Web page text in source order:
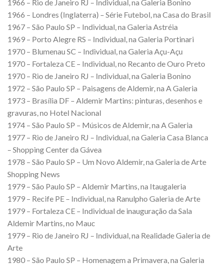
1966 – Rio de Janeiro RJ – Individual, na Galeria Bonino
1966 – Londres (Inglaterra) – Série Futebol, na Casa do Brasil
1967 – São Paulo SP – Individual, na Galeria Astréia
1969 – Porto Alegre RS – Individual, na Galeria Portinari
1970 – Blumenau SC – Individual, na Galeria Açu-Açu
1970 – Fortaleza CE – Individual, no Recanto de Ouro Preto
1970 – Rio de Janeiro RJ – Individual, na Galeria Bonino
1972 – São Paulo SP – Paisagens de Aldemir, na A Galeria
1973 – Brasília DF – Aldemir Martins: pinturas, desenhos e
gravuras, no Hotel Nacional
1974 – São Paulo SP – Músicos de Aldemir, na A Galeria
1977 – Rio de Janeiro RJ – Individual, na Galeria Casa Blanca
– Shopping Center da Gávea
1978 – São Paulo SP – Um Novo Aldemir, na Galeria de Arte
Shopping News
1979 – São Paulo SP – Aldemir Martins, na Itaugaleria
1979 – Recife PE – Individual, na Ranulpho Galeria de Arte
1979 – Fortaleza CE – Individual de inauguração da Sala
Aldemir Martins, no Mauc
1979 – Rio de Janeiro RJ – Individual, na Realidade Galeria de
Arte
1980 – São Paulo SP – Homenagem a Primavera, na Galeria